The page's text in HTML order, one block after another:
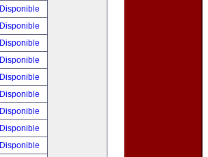
Disponible
Disponible
Disponible
Disponible
Disponible
Disponible
Disponible
Disponible
Disponible